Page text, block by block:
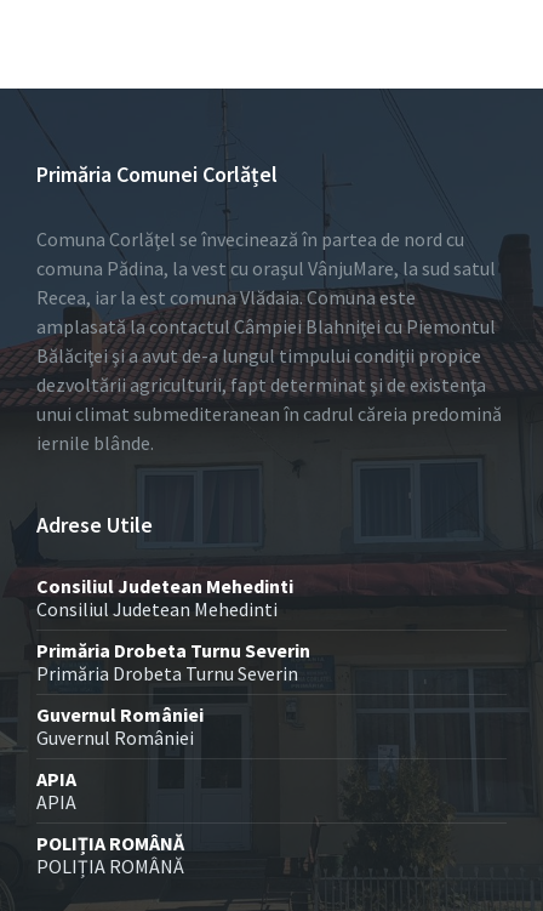
Primăria Comunei Corlățel
Comuna Corlăţel se învecinează în partea de nord cu
comuna Pădina, la vest cu oraşul VânjuMare, la sud satul
Recea, iar la est comuna Vlădaia. Comuna este
amplasată la contactul Câmpiei Blahniţei cu Piemontul
Bălăciţei şi a avut de-a lungul timpului condiţii propice
dezvoltării agriculturii, fapt determinat şi de existenţa
unui climat submediteranean în cadrul căreia predomină
iernile blânde.
Adrese Utile
Consiliul Judetean Mehedinti
Consiliul Judetean Mehedinti
Primăria Drobeta Turnu Severin
Primăria Drobeta Turnu Severin
Guvernul României
Guvernul României
APIA
APIA
POLIȚIA ROMÂNĂ
POLIȚIA ROMÂNĂ